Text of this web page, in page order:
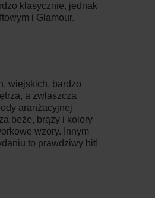
klasycznie, jednak
i Glamour.
wiejskich, bardzo
a zwłaszcza
aranżacyjnej
beże, brązy i kolory
wzory. Innym
to prawdziwy hit!